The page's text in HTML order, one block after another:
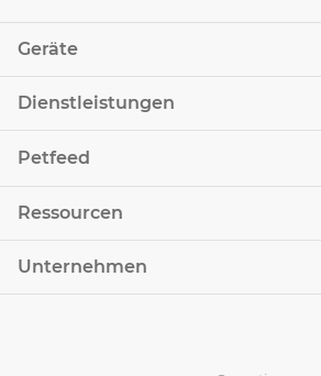
Geräte
Dienstleistungen
Petfeed
Ressourcen
Unternehmen